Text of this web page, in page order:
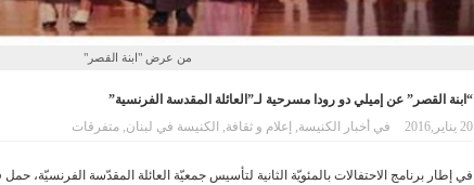
من عرض "ابنة القصر"
“ابنة القصر” عن إميلي دو رودا مسرحية لـ”العائلة المقدسة الفرنسية”
20 يناير,2016
في أخبار الكنيسة, إعلام و ثقافة, الكنيسة في لبنان,متفرقات